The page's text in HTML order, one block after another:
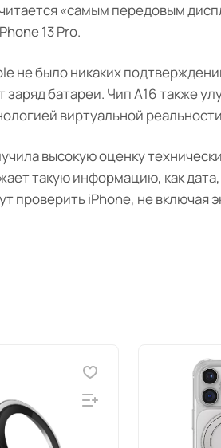
«самым передовым
13 Pro.
не было никаких
батареи. Чип A16 также
виртуальной
высокую оценку
такую ​​информацию, как
iPhone, не включая